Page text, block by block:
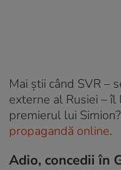
Mai știi când SVR –
externe al Rusiei – îl
premierul lui Simion?
propagandă online.
Adio, concedii în